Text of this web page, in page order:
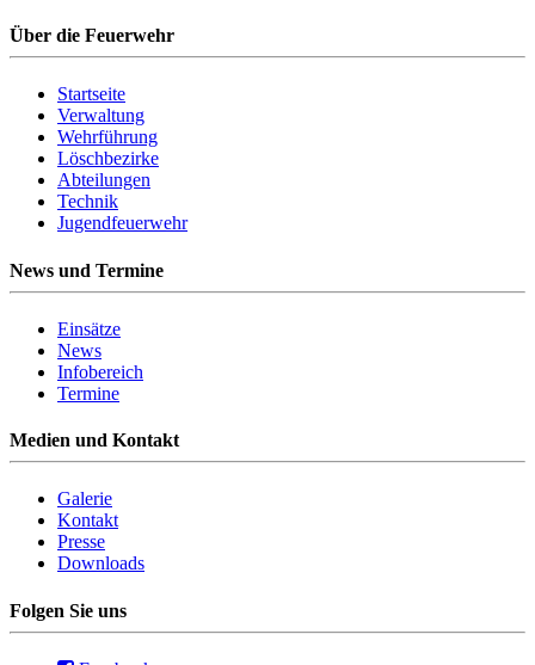
Über die Feuerwehr
Startseite
Verwaltung
Wehrführung
Löschbezirke
Abteilungen
Technik
Jugendfeuerwehr
News und Termine
Einsätze
News
Infobereich
Termine
Medien und Kontakt
Galerie
Kontakt
Presse
Downloads
Folgen Sie uns